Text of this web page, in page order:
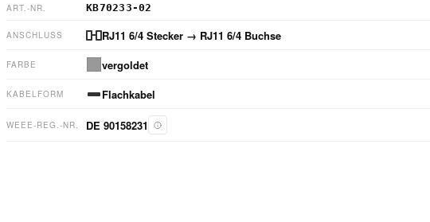
ART.-NR. KB70233-02
ANSCHLUSS RJ11 6/4 Stecker → RJ11 6/4 Buchse
FARBE vergoldet
KABELFORM Flachkabel
WEEE-REG.-NR. DE 90158231